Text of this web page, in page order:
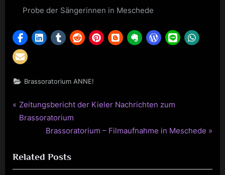
Probe der Sängerinnen in Meschede
Brassoratorium ANNE!
Beitragsnavigation
Previous
Post:
Zeitungsbericht der Kieler Nachrichten zum
Brassoratorium
Next
Brassoratorium – Filmaufnahme in Meschede
Related Posts